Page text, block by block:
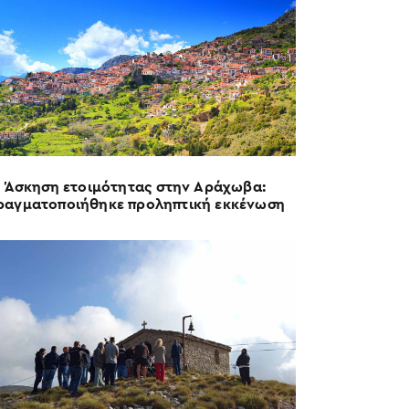
Άσκηση ετοιμότητας στην Αράχωβα:
προληπτική εκκένωση